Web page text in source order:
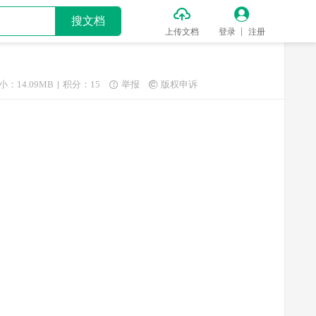
搜文档 
上传文档

登录 注册
：14.09MB 积分：15  举报  版权申诉